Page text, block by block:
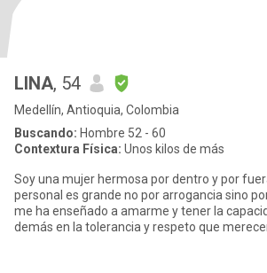
LINA, 54
Medellín, Antioquia, Colombia
Buscando: Hombre 52 - 60
Contextura Física: Unos kilos de más
Soy una mujer hermosa por dentro y por
personal es grande no por arrogancia sino
me ha enseñado a amarme y tener la
demás en la tolerancia y respeto que